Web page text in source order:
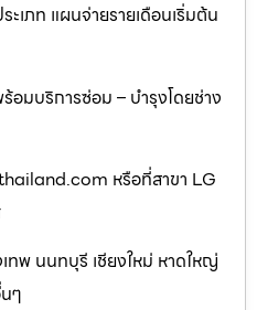
ะเภท แผนจ่ายรายเดือนเริ่มต้น
อมบริการซ่อม – บำรุงโดยช่าง
หรือที่สาขา LG
พ นนทบุรี เชียงใหม่ หาดใหญ่
ๆ